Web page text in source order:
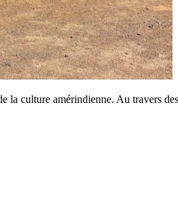
la culture amérindienne. Au travers